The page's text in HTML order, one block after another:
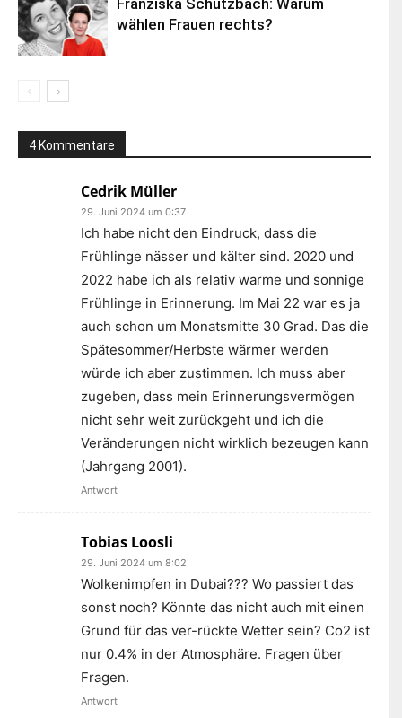
Franziska Schutzbach: Warum
wählen Frauen rechts?
4 Kommentare
Cedrik Müller
29. Juni 2024 um 0:37
Ich habe nicht den Eindruck, dass die
Frühlinge nässer und kälter sind. 2020 und
2022 habe ich als relativ warme und sonnige
Frühlinge in Erinnerung. Im Mai 22 war es ja
auch schon um Monatsmitte 30 Grad. Das die
Spätesommer/Herbste wärmer werden
würde ich aber zustimmen. Ich muss aber
zugeben, dass mein Erinnerungsvermögen
nicht sehr weit zurückgeht und ich die
Veränderungen nicht wirklich bezeugen kann
(Jahrgang 2001).
Antwort
Tobias Loosli
29. Juni 2024 um 8:02
Wolkenimpfen in Dubai??? Wo passiert das
sonst noch? Könnte das nicht auch mit einen
Grund für das ver-rückte Wetter sein? Co2 ist
nur 0.4% in der Atmosphäre. Fragen über
Fragen.
Antwort